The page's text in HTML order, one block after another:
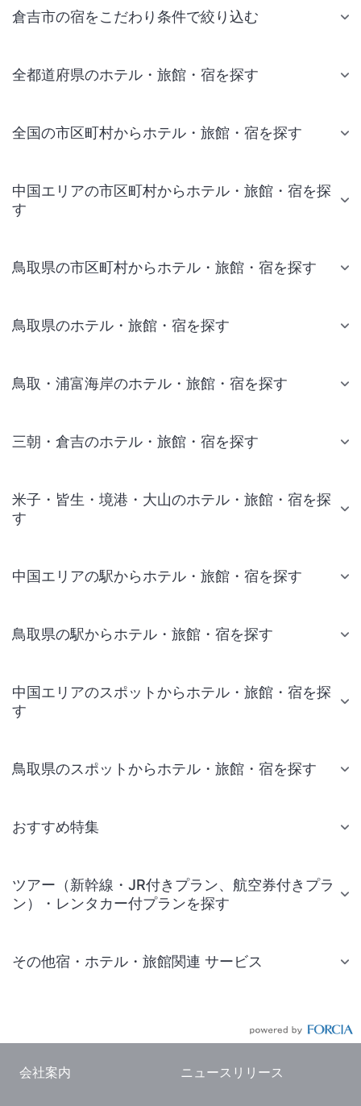
倉吉市の宿をこだわり条件で絞り込む
全都道府県のホテル・旅館・宿を探す
全国の市区町村からホテル・旅館・宿を探す
中国エリアの市区町村からホテル・旅館・宿を探
す
鳥取県の市区町村からホテル・旅館・宿を探す
鳥取県のホテル・旅館・宿を探す
鳥取・浦富海岸のホテル・旅館・宿を探す
三朝・倉吉のホテル・旅館・宿を探す
米子・皆生・境港・大山のホテル・旅館・宿を探
す
中国エリアの駅からホテル・旅館・宿を探す
鳥取県の駅からホテル・旅館・宿を探す
中国エリアのスポットからホテル・旅館・宿を探
す
鳥取県のスポットからホテル・旅館・宿を探す
おすすめ特集
ツアー（新幹線・JR付きプラン、航空券付きプラ
ン）・レンタカー付プランを探す
その他宿・ホテル・旅館関連 サービス
会社案内 ニュースリリース